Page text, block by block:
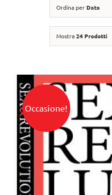
Ordina per Data
Mostra24 Prodotti
Occasione!